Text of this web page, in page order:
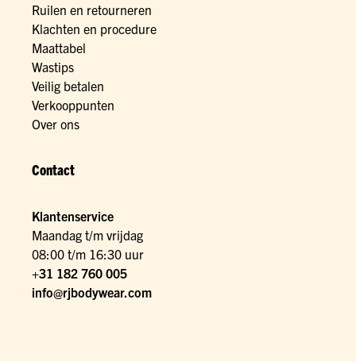
Ruilen en retourneren
Klachten en procedure
Maattabel
Wastips
Veilig betalen
Verkooppunten
Over ons
Contact
Klantenservice
Maandag t/m vrijdag
08:00 t/m 16:30 uur
+31 182 760 005
info@rjbodywear.com